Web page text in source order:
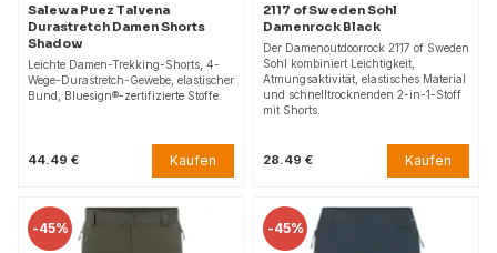
Salewa Puez Talvena
Durastretch Damen Shorts
Shadow
Leichte Damen-Trekking-Shorts, 4-
Wege-Durastretch-Gewebe, elastischer
Bund, Bluesign®-zertifizierte Stoffe.
44.49 € Kaufen
2117 of Sweden Sohl
Damenrock Black
Der Damenoutdoorrock 2117 of Sweden
Sohl kombiniert Leichtigkeit,
Atmungsaktivität, elastisches Material
und schnelltrocknenden 2-in-1-Stoff
mit Shorts.
28.49 € Kaufen
-45% -45%